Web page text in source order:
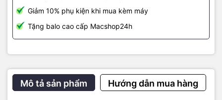
Giảm 10% phụ kiện khi mua kèm máy
Tặng balo cao cấp Macshop24h
Mô tả sản phẩm Hướng dẫn mua hàng